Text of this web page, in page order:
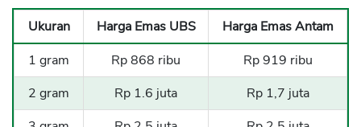
Ukuran Harga Emas UBS
Harga Emas Antam
1 gram
Rp 868 ribu
Rp 919 ribu
2 gram
Rp 1.6 juta
Rp 1,7 juta